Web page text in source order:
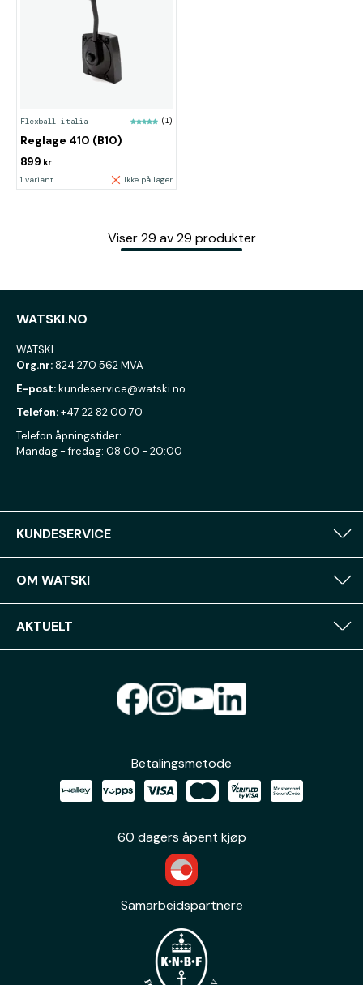
Flexball italia (1)
Reglage 410 (B10)
899 kr
1 variant Ikke på lager
Viser 29 av 29 produkter
WATSKI.NO
WATSKI
Org.nr:824 270 562 MVA
E-post:kundeservice@watski.no
Telefon:+47 22 82 00 70
Telefon åpningstider:
Mandag - fredag: 08:00 - 20:00
KUNDESERVICE
OM WATSKI
AKTUELT
Betalingsmetode
60 dagers åpent kjøp
Samarbeidspartnere